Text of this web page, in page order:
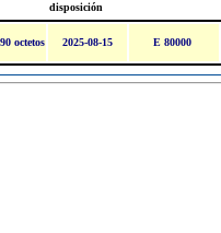
disposición
octetos 2025-08-15 E 80000